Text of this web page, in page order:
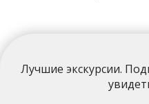
Лучшие экскурсии.